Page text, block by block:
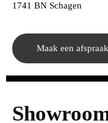
1741 BN Schagen
Maak een afspraak